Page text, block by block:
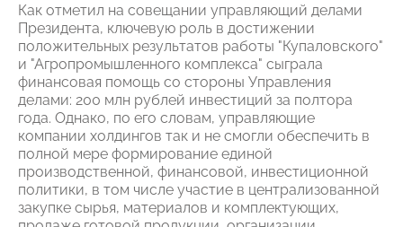
Как отметил на совещании управляющий делами
Президента, ключевую роль в достижении
положительных результатов работы "Купаловского"
и "Агропромышленного комплекса" сыграла
финансовая помощь со стороны Управления
делами: 200 млн рублей инвестиций за полтора
года. Однако, по его словам, управляющие
компании холдингов так и не смогли обеспечить в
полной мере формирование единой
производственной, финансовой, инвестиционной
политики, в том числе участие в централизованной
закупке сырья, материалов и комплектующих,